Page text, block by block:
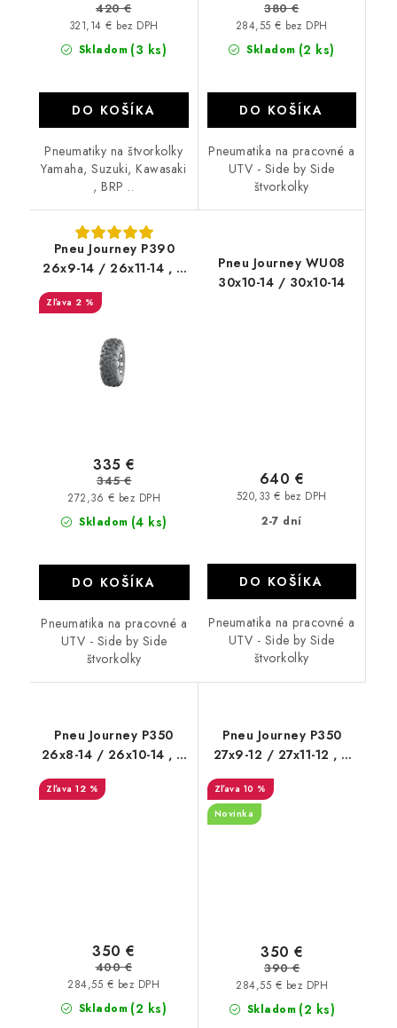
Skladom (3 ks)
321,14 € bez DPH
420 €
DO KOŠÍKA
Pneumatiky na štvorkolky
Yamaha, Suzuki, Kawasaki
, BRP ..
Skladom (2 ks)
284,55 € bez DPH
380 €
DO KOŠÍKA
Pneumatika na pracovné a
UTV - Side by Side
štvorkolky
Pneu Journey P390
26x9-14 / 26x11-14 , 6
2 %
Skladom (4 ks)
272,36 € bez DPH
335 €
345 €
DO KOŠÍKA
Pneumatika na pracovné a
UTV - Side by Side
štvorkolky
Pneu Journey WU08
30x10-14 / 30x10-14
2-7 dní
520,33 € bez DPH
640 €
DO KOŠÍKA
Pneumatika na pracovné a
UTV - Side by Side
štvorkolky
Pneu Journey P350
26x8-14 / 26x10-14 , 6
PR Bulldog B350
12 %
Skladom (2 ks)
284,55 € bez DPH
350 €
400 €
Pneu Journey P350
27x9-12 / 27x11-12 , 6
PR Bulldog B350
10 %
Novinka
Skladom (2 ks)
284,55 € bez DPH
350 €
390 €